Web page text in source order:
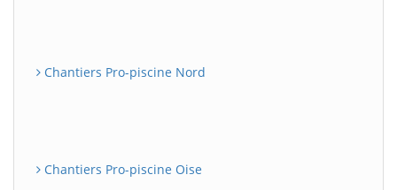
Chantiers Pro-piscine Nord
Chantiers Pro-piscine Oise